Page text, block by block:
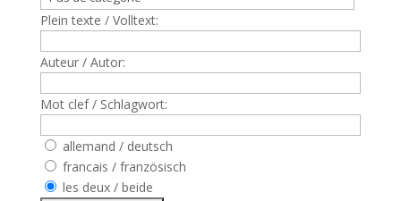
Plein texte / Volltext:
Auteur / Autor:
Mot clef / Schlagwort:
allemand / deutsch
francais / französisch
les deux / beide